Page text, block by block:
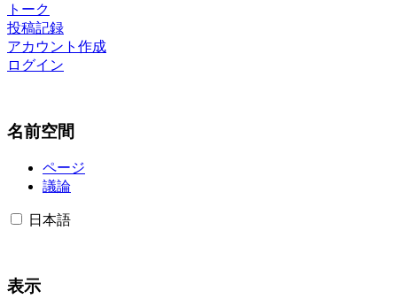
トーク
投稿記録
アカウント作成
ログイン
名前空間
ページ
議論
日本語
表示